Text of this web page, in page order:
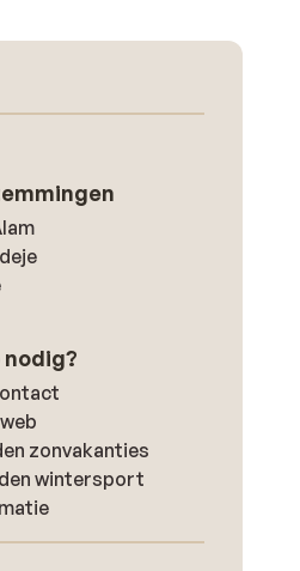
nodig?
zonvakanties
wintersport